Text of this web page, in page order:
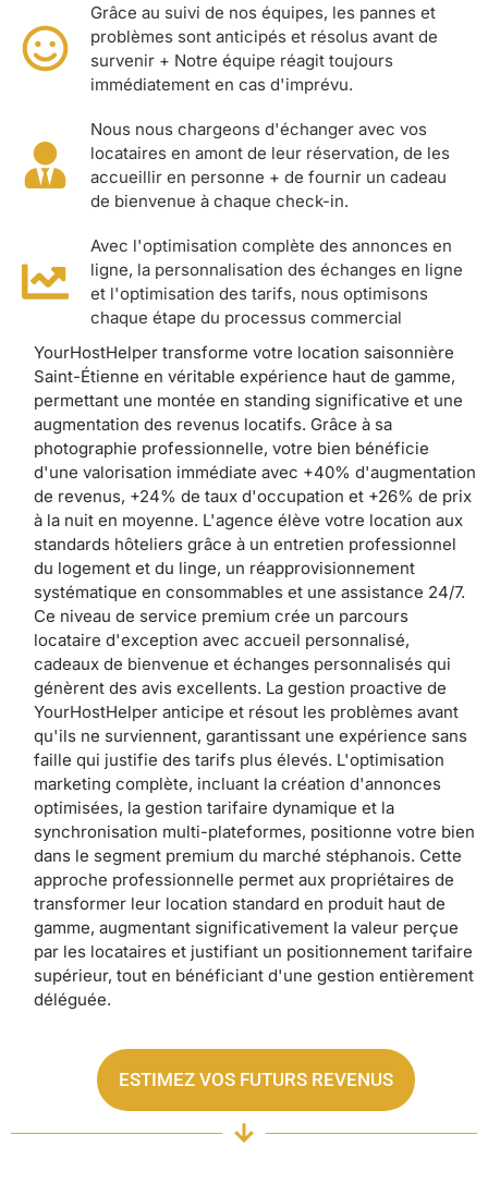
Grâce au suivi de nos équipes, les pannes et
problèmes sont anticipés et résolus avant de
survenir + Notre équipe réagit toujours
immédiatement en cas d'imprévu.
Nous nous chargeons d'échanger avec vos
locataires en amont de leur réservation, de les
accueillir en personne + de fournir un cadeau
de bienvenue à chaque check-in.
Avec l'optimisation complète des annonces en
ligne, la personnalisation des échanges en ligne
et l'optimisation des tarifs, nous optimisons
chaque étape du processus commercial
YourHostHelper transforme votre location saisonnière
Saint-Étienne en véritable expérience haut de gamme,
permettant une montée en standing significative et une
augmentation des revenus locatifs. Grâce à sa
photographie professionnelle, votre bien bénéficie
d'une valorisation immédiate avec +40% d'augmentation
de revenus, +24% de taux d'occupation et +26% de prix
à la nuit en moyenne. L'agence élève votre location aux
standards hôteliers grâce à un entretien professionnel
du logement et du linge, un réapprovisionnement
systématique en consommables et une assistance 24/7.
Ce niveau de service premium crée un parcours
locataire d'exception avec accueil personnalisé,
cadeaux de bienvenue et échanges personnalisés qui
génèrent des avis excellents. La gestion proactive de
YourHostHelper anticipe et résout les problèmes avant
qu'ils ne surviennent, garantissant une expérience sans
faille qui justifie des tarifs plus élevés. L'optimisation
marketing complète, incluant la création d'annonces
optimisées, la gestion tarifaire dynamique et la
synchronisation multi-plateformes, positionne votre bien
dans le segment premium du marché stéphanois. Cette
approche professionnelle permet aux propriétaires de
transformer leur location standard en produit haut de
gamme, augmentant significativement la valeur perçue
par les locataires et justifiant un positionnement tarifaire
supérieur, tout en bénéficiant d'une gestion entièrement
déléguée.
ESTIMEZ VOS FUTURS REVENUS